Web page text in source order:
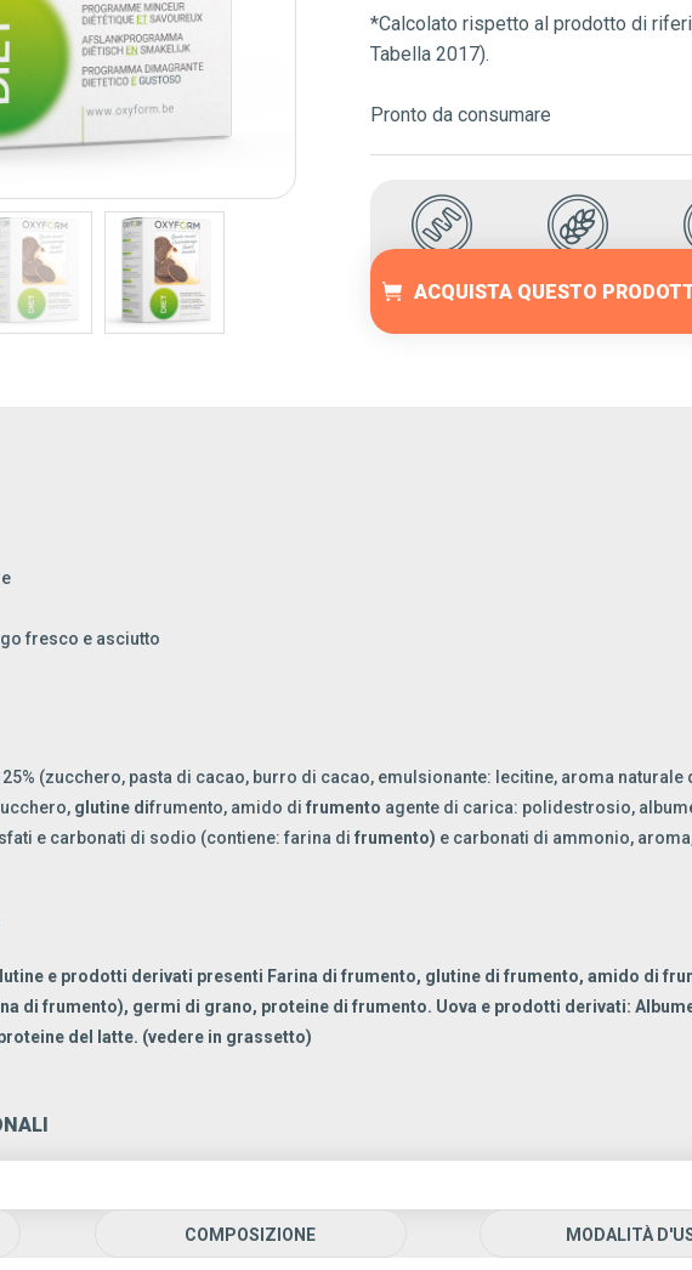
ACQUISTA QUESTO
*Calcolato rispetto al prodotto di
Tabella 2017).
Pronto da consumare
RICCO DI
PROTEINE
BASSO
CONTENUTO DI
COMPOSIZIONE MODALITÀ
fresco e asciutto
(zucchero, pasta di cacao, burro di cacao, emulsionante: lecitine, aroma naturale
glutine difrumento, amido di frumento agente di carica: polidestrosio,
e carbonati di sodio (contiene: farina di frumento) e carbonati di ammonio,
e prodotti derivati presenti Farina di frumento, glutine di frumento, amido di
di frumento), germi di grano, proteine di frumento. Uova e prodotti derivati:
del latte. (vedere in grassetto)